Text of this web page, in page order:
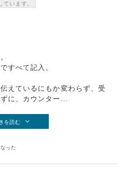
ています。
すべて記入。
えているにもか変わらず、受
に、カウンター...
を読む
った